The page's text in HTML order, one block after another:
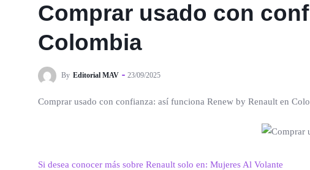
Comprar usado con
Colombia
By Editorial MAV 23/09/2025
Comprar usado con confianza: así funciona Renew by Renault en
Si desea conocer más sobre Renault solo en: Mujeres Al Volante